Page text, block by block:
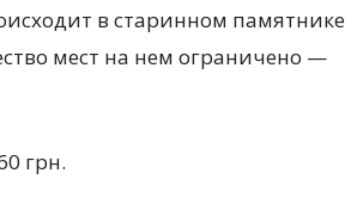
в старинном памятнике
мест на нем ограничено —
грн.